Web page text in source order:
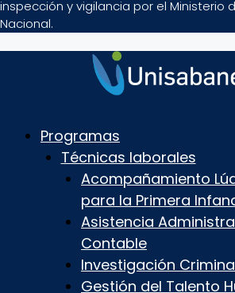
inspección y vigilancia por el Ministerio
Nacional.
Programas
Técnicas laborales
Acompañamiento
para la Primera
Asistencia
Contable
Investigación
Gestión del Talento